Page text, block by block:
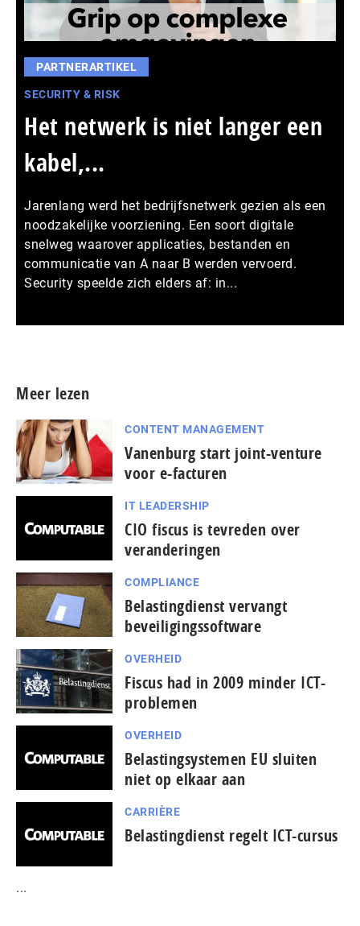
PARTNERARTIKEL
SECURITY & RISK
Het netwerk is niet langer een
kabel,...
Jarenlang werd het bedrijfsnetwerk gezien als een
noodzakelijke voorziening. Een soort digitale
snelweg waarover applicaties, bestanden en
communicatie van A naar B werden vervoerd.
Security speelde zich elders af: in...
Meer lezen
CONTENT MANAGEMENT
Vanenburg start joint-venture
voor e-facturen
IT LEADERSHIP
CIO fiscus is tevreden over
veranderingen
COMPLIANCE
Belastingdienst vervangt
beveiligingssoftware
OVERHEID
Fiscus had in 2009 minder ICT-
problemen
OVERHEID
Belastingsystemen EU sluiten
niet op elkaar aan
CARRIÈRE
Belastingdienst regelt ICT-cursus
...